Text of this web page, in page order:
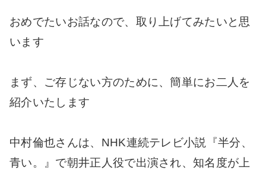
おめでたいお話なので、取り上げてみたいと思
います
まず、ご存じない方のために、簡単にお二人を
紹介いたします
中村倫也さんは、NHK連続テレビ小説『半分、
青い。』で朝井正人役で出演され、知名度が上